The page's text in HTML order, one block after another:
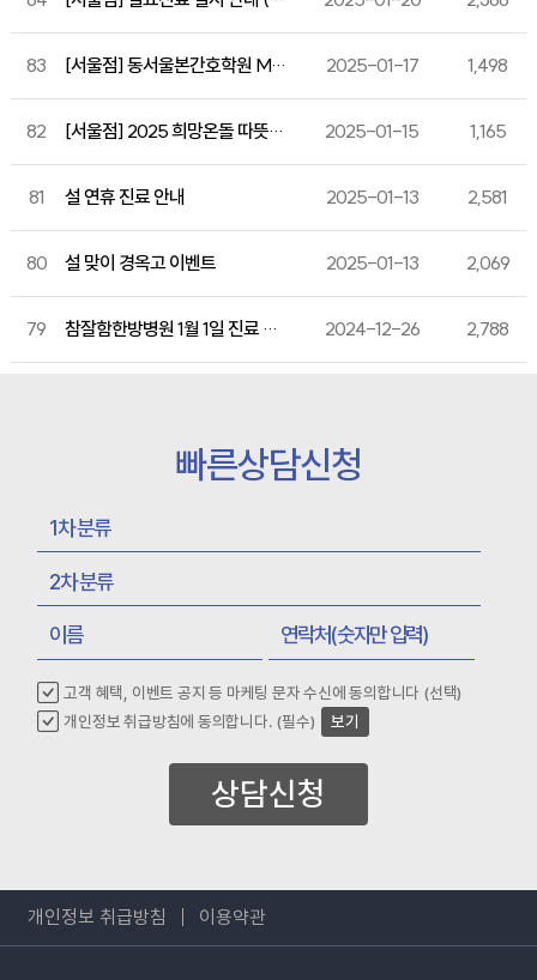
83 [서울점] 동서울본간호학원 MOU 체결 2025-01-17 1,498
82 [서울점] 2025 희망온돌 따뜻한 겨울나기 기부금 전달 2025-01-15 1,165
81 설 연휴 진료 안내 2025-01-13 2,581
80 설 맞이 경옥고 이벤트 2025-01-13 2,069
79 참잘함한방병원 1월 1일 진료 안내 2024-12-26 2,788
빠른상담신청
고객 혜택, 이벤트 공지 등 마케팅 문자 수신에 동의합니다 (선택)
개인정보 취급방침에 동의합니다. (필수)
보기
상담신청
개인정보 취급방침 이용약관